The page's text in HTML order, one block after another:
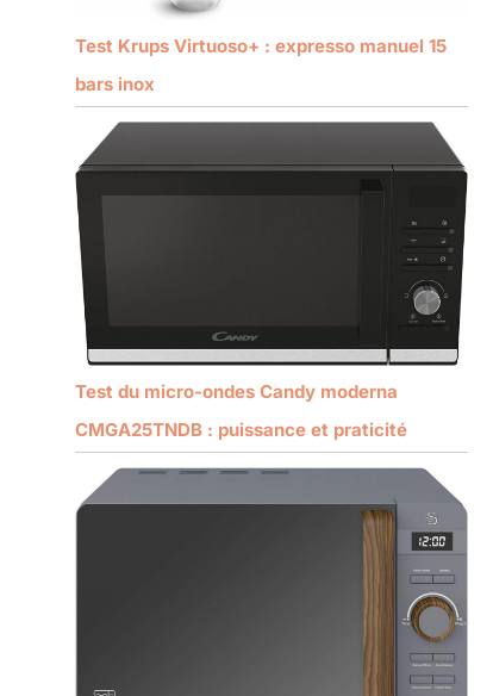
Test Krups Virtuoso+ : expresso manuel 15
bars inox
Test du micro-ondes Candy moderna
CMGA25TNDB : puissance et praticité